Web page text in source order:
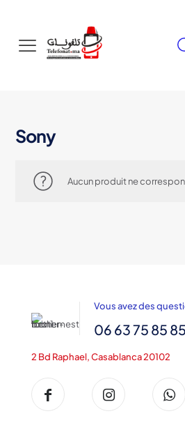
Sony
Aucun produit ne
Vous avez des
06 63 75 85 85
2 Bd Raphael, Casablanca 20102